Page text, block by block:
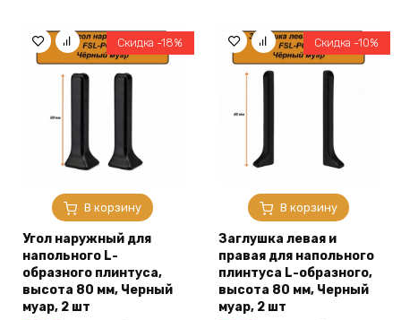
600,00 ₽.
В корзину
Скидка -18%
Угол наружный для
напольного L-
образного плинтуса,
высота 80 мм, Черный
муар, 2 шт
В корзину
Скидка -10%
Заглушка левая и
правая для напольного
плинтуса L-образного,
высота 80 мм, Черный
муар, 2 шт